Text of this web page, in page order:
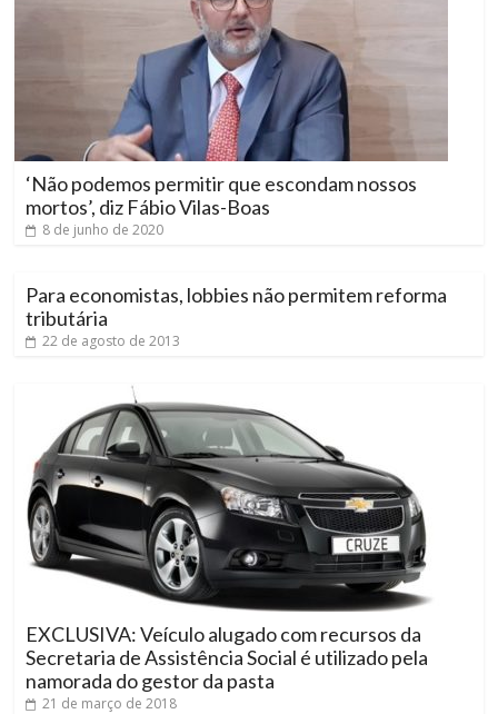
‘Não podemos permitir que escondam nossos
mortos’, diz Fábio Vilas-Boas
8 de junho de 2020
Para economistas, lobbies não permitem reforma
tributária
22 de agosto de 2013
EXCLUSIVA: Veículo alugado com recursos da
Secretaria de Assistência Social é utilizado pela
namorada do gestor da pasta
21 de março de 2018